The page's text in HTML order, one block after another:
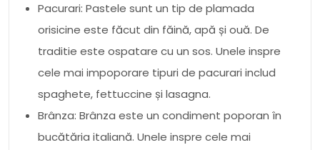
Pacurari: Pastele sunt un tip de plamada
orisicine este făcut din făină, apă și ouă. De
traditie este ospatare cu un sos. Unele inspre
cele mai impoporare tipuri de pacurari includ
spaghete, fettuccine și lasagna.
Brânza: Brânza este un condiment poporan în
bucătăria italiană. Unele inspre cele mai